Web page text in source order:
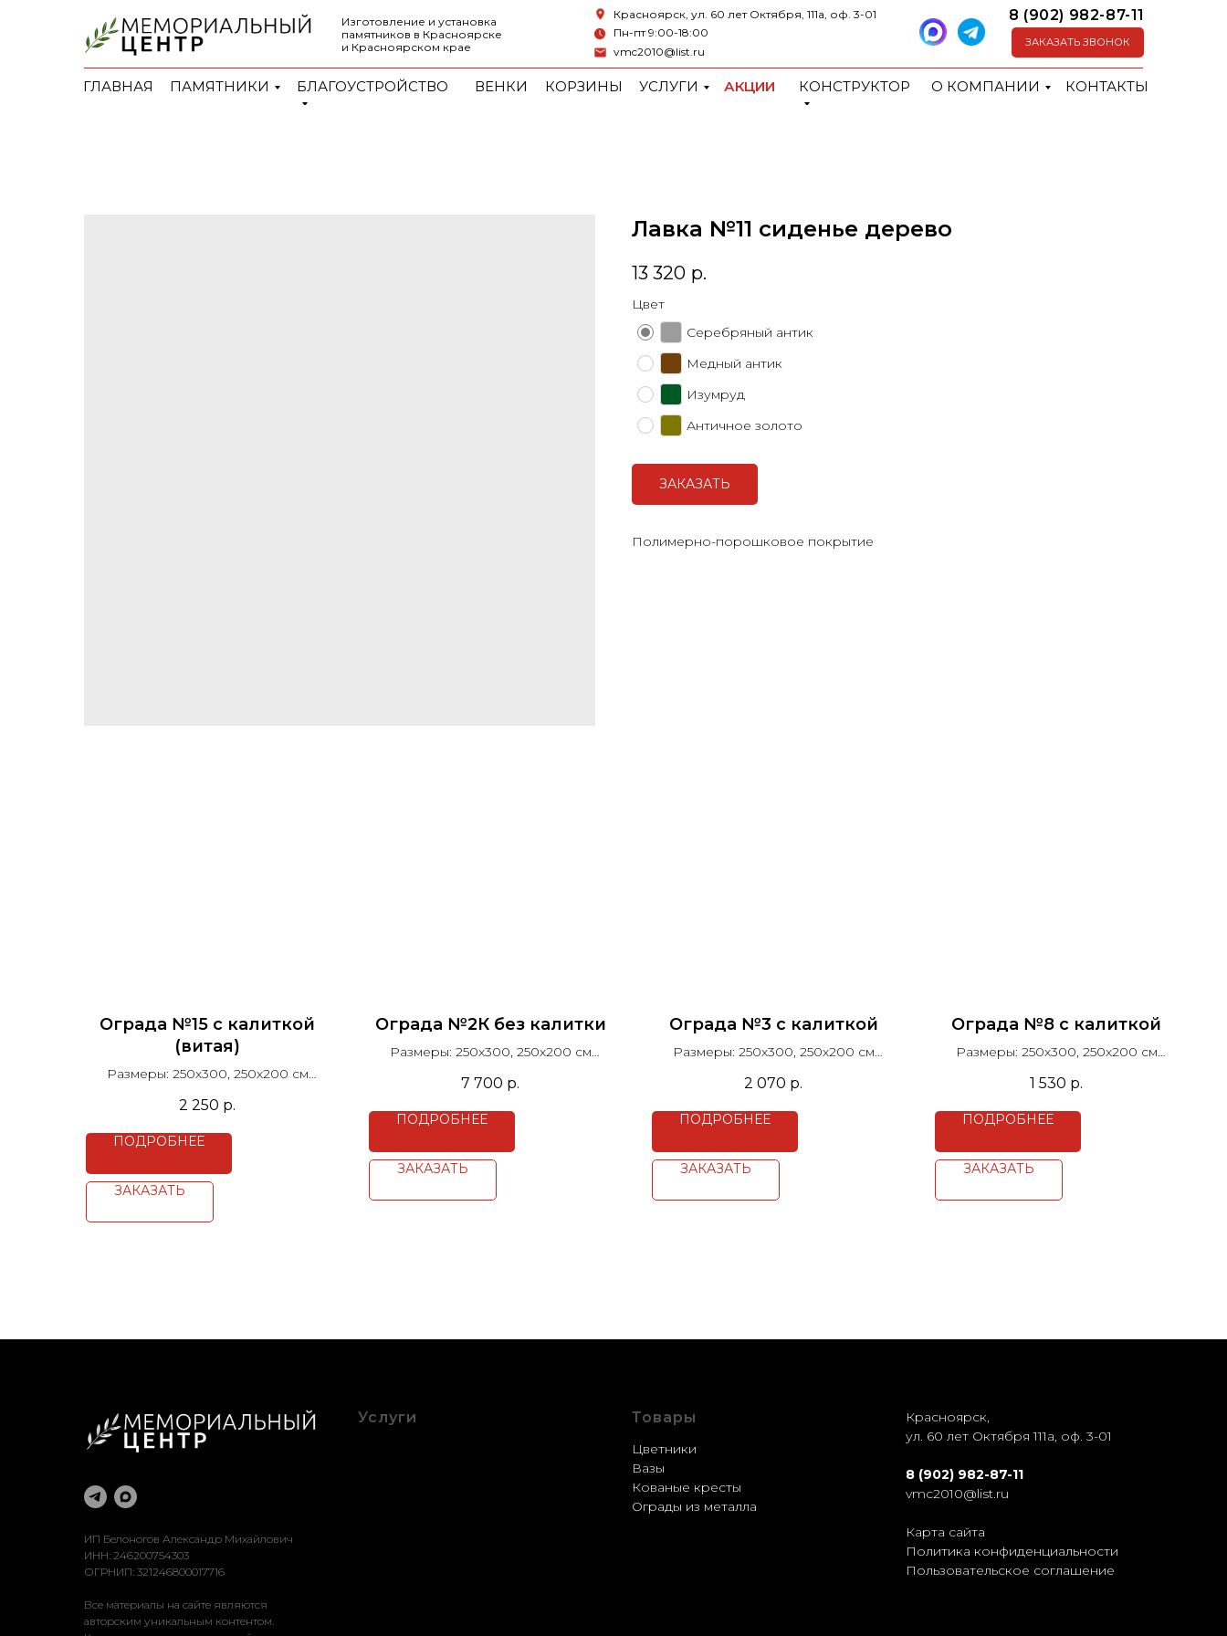
8 (902) 982-87-11
vmc2010@list.ru
Изготовление и установка
памятников в Красноярске
и Красноярском крае
ЗАКАЗАТЬ ЗВОНОК
Красноярск, ул. 60 лет Октября, 111а, оф. 3-01
Пн-пт 9:00-18:00
ПАМЯТНИКИ БЛАГОУСТРОЙСТВО УСЛУГИ
ВЕНКИ КОРЗИНЫ КОНСТРУКТОР О КОМПАНИИ КОНТАКТЫ
ГЛАВНАЯ АКЦИИ
Лавка №11 сиденье дерево
13 320 р.
Цвет
Серебряный антик
Медный антик
Изумруд
Античное золото
ЗАКАЗАТЬ
Полимерно-порошковое покрытие
Ограда №15 с калиткой
(витая)
Размеры: 250х300, 250х200 см
Высота рисунка 40 см
Цена за п.м.
2 250 р.
ПОДРОБНЕЕ
ЗАКАЗАТЬ
Ограда №2К без калитки
Размеры: 250х300, 250х200 см
Высота рисунка 52 см
Цена за п.м.
7 700 р.
ПОДРОБНЕЕ
ЗАКАЗАТЬ
Ограда №3 с калиткой
Размеры: 250х300, 250х200 см
Высота рисунка 40 см
Цена за п.м.
2 070 р.
ПОДРОБНЕЕ
ЗАКАЗАТЬ
Ограда №8 с калиткой
Размеры: 250х300, 250х200 см
Высота рисунка 60 см
Цена за п.м.
1 530 р.
ПОДРОБНЕЕ
ЗАКАЗАТЬ
ИП Белоногов Александр Михайлович
ИНН: 246200754303
ОГРНИП: 321246800017716
Все материалы на сайте являются
авторским уникальным контентом.
Услуги Товары
Цветники
Вазы
Кованые кресты
Ограды из металла
Красноярск,
ул. 60 лет Октября 111а, оф. 3-01
8 (902) 982-87-11
vmc2010@list.ru
Карта сайта
Политика конфиденциальности
Пользовательское соглашение